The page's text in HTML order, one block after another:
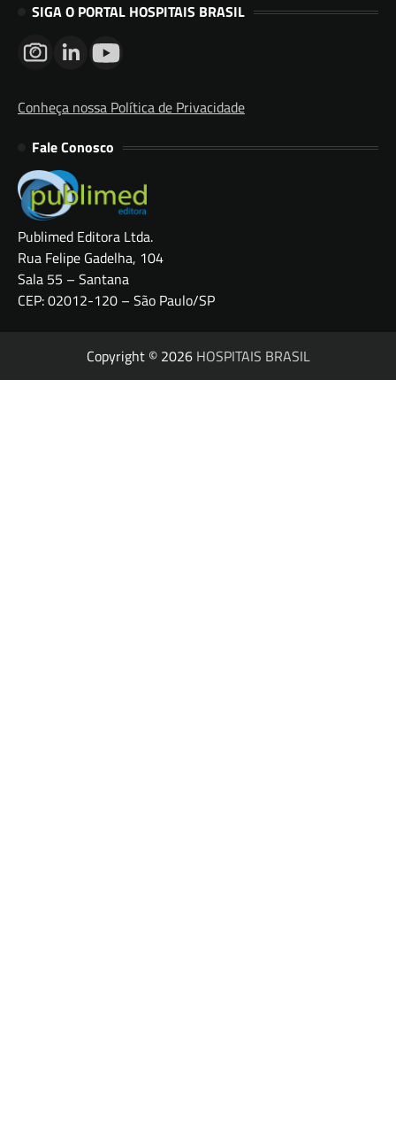
SIGA O PORTAL HOSPITAIS BRASIL
Conheça nossa Política de Privacidade
Fale Conosco
Publimed Editora Ltda.
Rua Felipe Gadelha, 104
Sala 55 – Santana
CEP: 02012-120 – São Paulo/SP
Copyright © 2026 HOSPITAIS BRASIL